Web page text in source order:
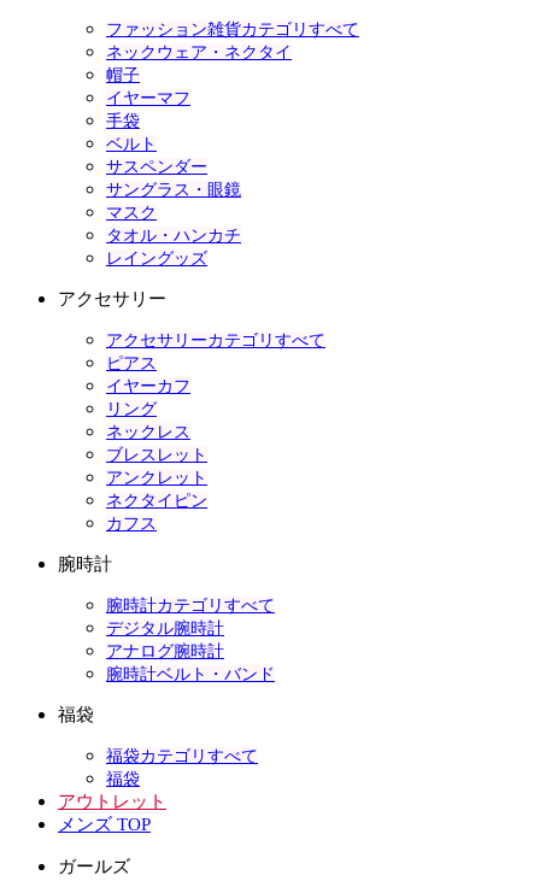
ファッション雑貨カテゴリすべて
ネックウェア・ネクタイ
帽子
イヤーマフ
手袋
ベルト
サスペンダー
サングラス・眼鏡
マスク
タオル・ハンカチ
レイングッズ
アクセサリー
アクセサリーカテゴリすべて
ピアス
イヤーカフ
リング
ネックレス
ブレスレット
アンクレット
ネクタイピン
カフス
腕時計
腕時計カテゴリすべて
デジタル腕時計
アナログ腕時計
腕時計ベルト・バンド
福袋
福袋カテゴリすべて
福袋
アウトレット
メンズ TOP
ガールズ